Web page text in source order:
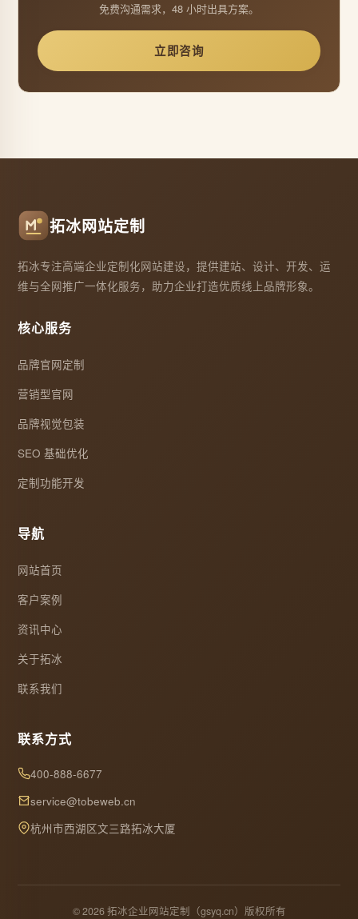
免费沟通需求，48 小时出具方案。
立即咨询
拓冰网站定制
拓冰专注高端企业定制化网站建设，提供建站、设计、开发、运
维与全网推广一体化服务，助力企业打造优质线上品牌形象。
核心服务
品牌官网定制
营销型官网
品牌视觉包装
SEO 基础优化
定制功能开发
导航
网站首页
客户案例
资讯中心
关于拓冰
联系我们
联系方式
400-888-6677
service@tobeweb.cn
杭州市西湖区文三路拓冰大厦
© 2026 拓冰企业网站定制（gsyq.cn）版权所有